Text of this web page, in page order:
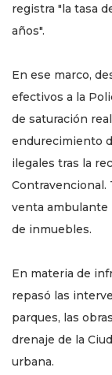
registra "la tasa
años".
En ese marco,
efectivos a la
de saturación
endurecimiento
ilegales tras la
Contravencional.
venta ambulante
de inmuebles.
En materia de
repasó las
parques, las
drenaje de la
urbana.